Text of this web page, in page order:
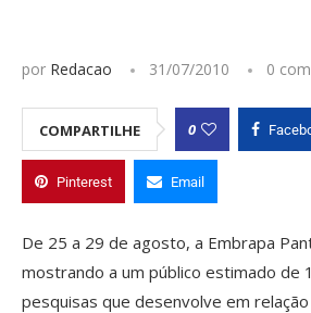
por Redacao 31/07/2010 0
COMPARTILHE 0
Pinterest Email
De 25 a 29 de agosto, a Embrapa
mostrando a um público estimado de
pesquisas que desenvolve em